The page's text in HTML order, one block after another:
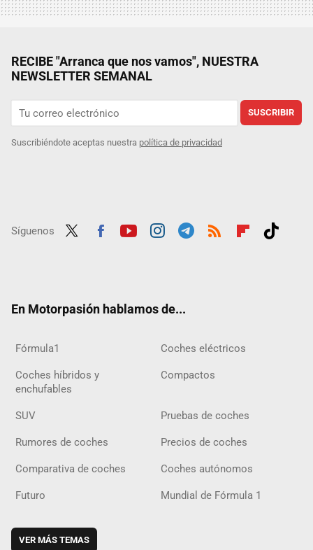
RECIBE "Arranca que nos vamos", NUESTRA
NEWSLETTER SEMANAL
SUSCRIBIR
Suscribiéndote aceptas nuestra política de privacidad
Síguenos
En Motorpasión hablamos de...
Fórmula1 Coches eléctricos
Coches híbridos y
enchufables
Compactos
SUV Pruebas de coches
Rumores de coches Precios de coches
Comparativa de coches Coches autónomos
Futuro Mundial de Fórmula 1
VER MÁS TEMAS